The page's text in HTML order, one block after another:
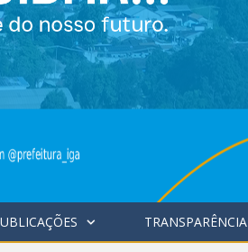
TRANSPARÊNCIA